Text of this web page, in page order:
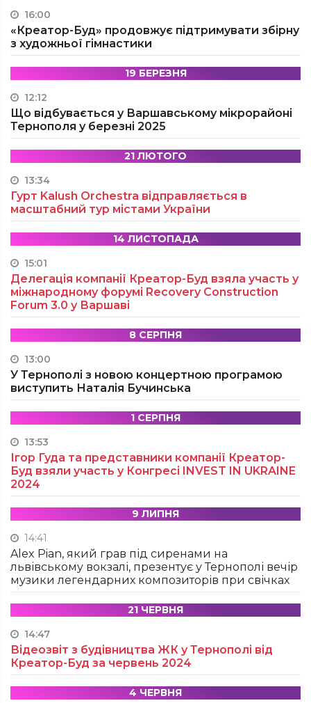
16:00
«Креатор-Буд» продовжує підтримувати збірну
з художньої гімнастики
19 БЕРЕЗНЯ
12:12
Що відбувається у Варшавському мікрорайоні
Тернополя у березні 2025
21 ЛЮТОГО
13:34
Гурт Kalush Orchestra відправляється в
масштабний тур містами України
14 ЛИСТОПАДА
15:01
Делегація компанії Креатор-Буд взяла участь у
міжнародному форумі Recovery Construction
Forum 3.0 у Варшаві
8 СЕРПНЯ
13:00
У Тернополі з новою концертною програмою
виступить Наталія Бучинська
1 СЕРПНЯ
13:53
Ігор Гуда та представники компанії Креатор-
Буд взяли участь у Конгресі INVEST IN UKRAINE
2024
9 ЛИПНЯ
14:41
Alex Pian, який грав під сиренами на
львівському вокзалі, презентує у Тернополі вечір
музики легендарних композиторів при свічках
21 ЧЕРВНЯ
14:47
Відеозвіт з будівництва ЖК у Тернополі від
Креатор-Буд за червень 2024
4 ЧЕРВНЯ